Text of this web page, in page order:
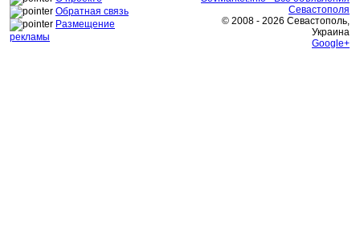
Обратная связь
Размещение
рекламы
Севастополя
© 2008 - 2026 Севастополь,
Украина
Google+